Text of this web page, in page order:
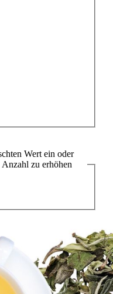
Wert ein oder
zu erhöhen